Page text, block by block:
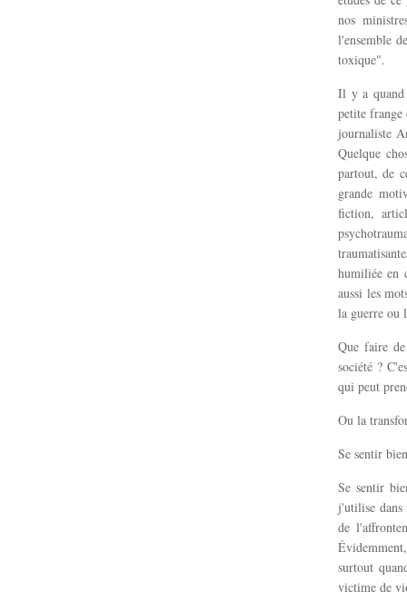
nos
l'ensemble
toxique".
Il y a quand
petite frange
journaliste
Quelque
partout, de
grande
fiction,
humiliée en
aussi les
la guerre ou
Que faire
société ?
qui peut
Ou la
Se sentir
Se sentir
j'utilise dans
de
surtout
victime de